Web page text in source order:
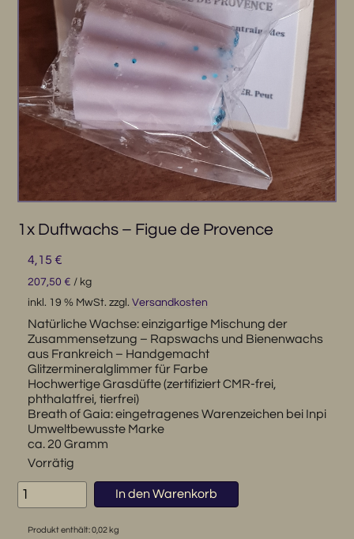
1x Duftwachs – Figue de Provence
4,15 €
207,50 € / kg
inkl. 19 % MwSt. zzgl. Versandkosten
Natürliche Wachse: einzigartige Mischung der
Zusammensetzung – Rapswachs und Bienenwachs
aus Frankreich – Handgemacht
Glitzermineralglimmer für Farbe
Hochwertige Grasdüfte (zertifiziert CMR-frei,
phthalatfrei, tierfrei)
Breath of Gaia: eingetragenes Warenzeichen bei Inpi
Umweltbewusste Marke
ca. 20 Gramm
Vorrätig
1x
Duftwachs
In den Warenkorb
Produkt enthält: 0,02 kg